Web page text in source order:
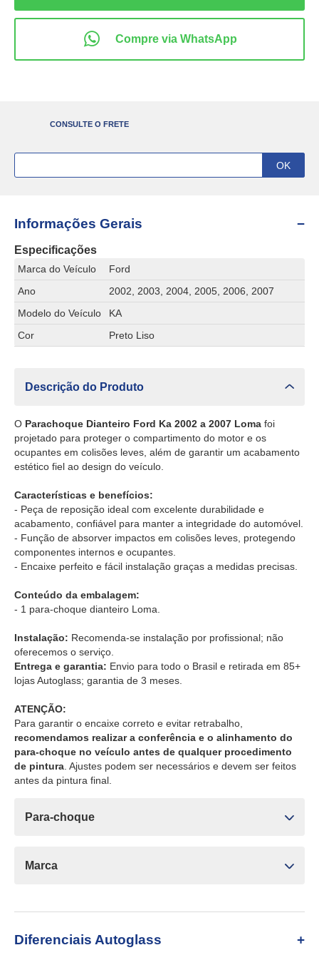
CONSULTE O FRETE
Informações Gerais
Especificações
Marca do Veículo
Ford
Ano
2002, 2003, 2004, 2005, 2006, 2007
Modelo do Veículo
KA
Cor
Preto Liso
Descrição do Produto
O Parachoque Dianteiro Ford Ka 2002 a 2007 Loma foi
projetado para proteger o compartimento do motor e os
ocupantes em colisões leves, além de garantir um acabamento
estético fiel ao design do veículo.
Características e benefícios:
- Peça de reposição ideal com excelente durabilidade e
acabamento, confiável para manter a integridade do automóvel.
- Função de absorver impactos em colisões leves, protegendo
componentes internos e ocupantes.
- Encaixe perfeito e fácil instalação graças a medidas precisas.
Conteúdo da embalagem:
- 1 para-choque dianteiro Loma.
Instalação: Recomenda-se instalação por profissional; não
oferecemos o serviço.
Entrega e garantia: Envio para todo o Brasil e retirada em 85+
lojas Autoglass; garantia de 3 meses.
ATENÇÃO:
Para garantir o encaixe correto e evitar retrabalho,
recomendamos realizar a conferência e o alinhamento do
para-choque no veículo antes de qualquer procedimento
de pintura . Ajustes podem ser necessários e devem ser feitos
antes da pintura final.
Para-choque
Marca
Diferenciais Autoglass